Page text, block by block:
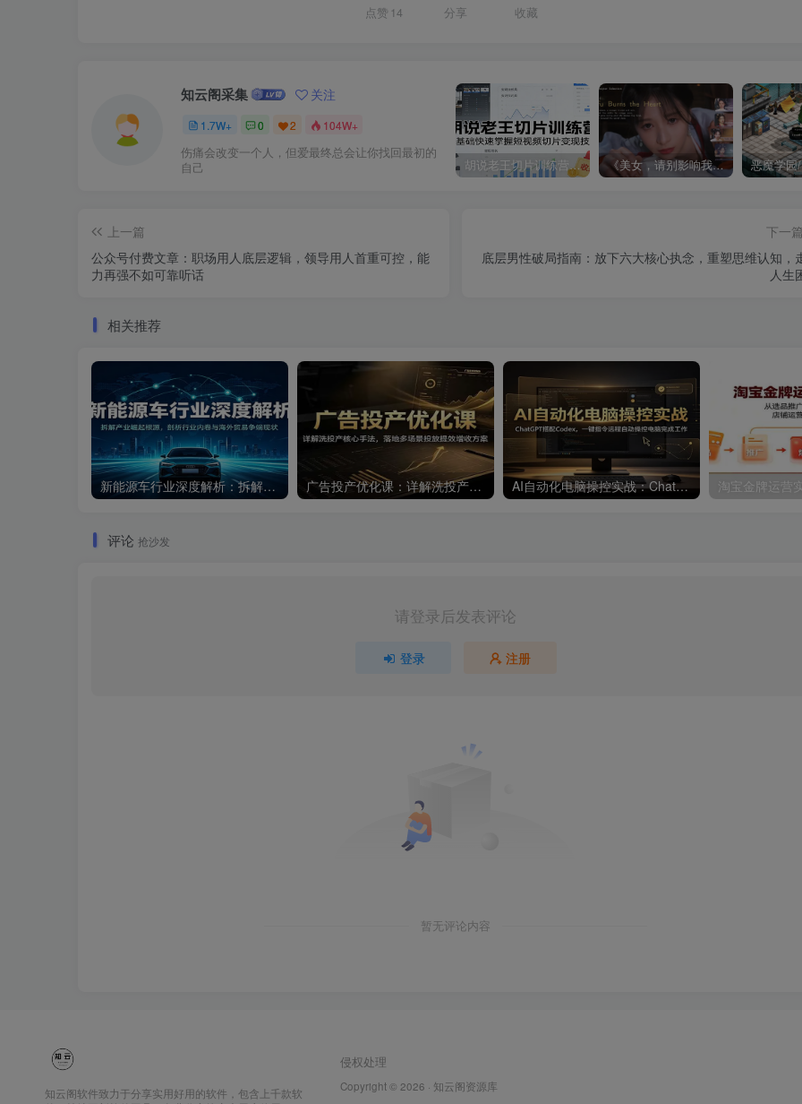
点赞 14 分享 收藏
知云阁采集 关注
1.7W+ 0 2 104W+
伤痛会改变一个人，但爱最终总会让你找回最初的
自己
胡说老王切片训练营，零基础快速掌握短视频切片变现技巧 《美女，请别影响我成仙全球版》中文版
上一篇
公众号付费文章：职场用人底层逻辑，领导用人首重可控，能
力再强不如可靠听话
下一
底层男性破局指南：放下六大核心执念，重塑思维认知，
人生
相关推荐
新能源车行业深度解析：拆解产业崛起根源，剖析行业内卷与海外贸易争端现状 广告投产优化课：详解洗投产核心手法，落地多场景投放提效增收方案 AI自动化电脑操控实战：ChatGPT搭配Codex，一键指令远程自动操控电脑完成工作
评论 抢沙发
请登录后发表评论
登录 注册
暂无评论内容
知云阁软件致力于分享实用好用的软件，包含上千款软
侵权处理
Copyright © 2026 · 知云阁资源库